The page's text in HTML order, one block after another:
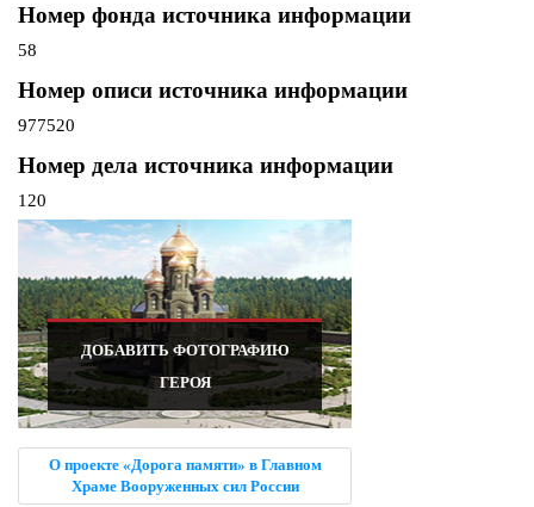
Номер фонда источника информации
58
Номер описи источника информации
977520
Номер дела источника информации
120
ДОБАВИТЬ ФОТОГРАФИЮ
ГЕРОЯ
О проекте «Дорога памяти» в Главном
Храме Вооруженных сил России